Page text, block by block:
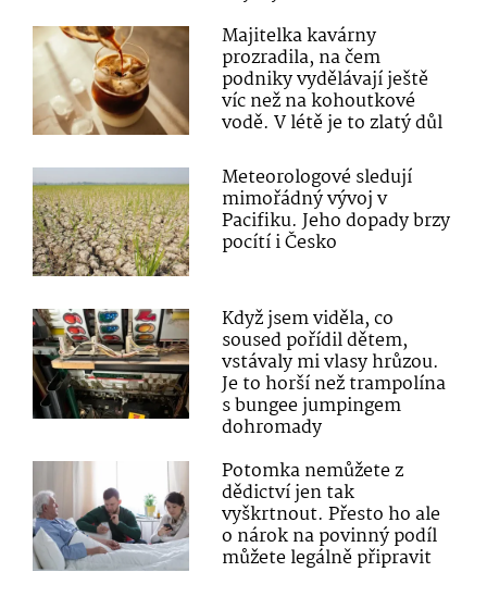
Majitelka kavárny
prozradila, na čem
podniky vydělávají ještě
víc než na kohoutkové
vodě. V létě je to zlatý důl
Meteorologové sledují
mimořádný vývoj v
Pacifiku. Jeho dopady brzy
pocítí i Česko
Když jsem viděla, co
soused pořídil dětem,
vstávaly mi vlasy hrůzou.
Je to horší než trampolína
s bungee jumpingem
dohromady
Potomka nemůžete z
dědictví jen tak
vyškrtnout. Přesto ho ale
o nárok na povinný podíl
můžete legálně připravit